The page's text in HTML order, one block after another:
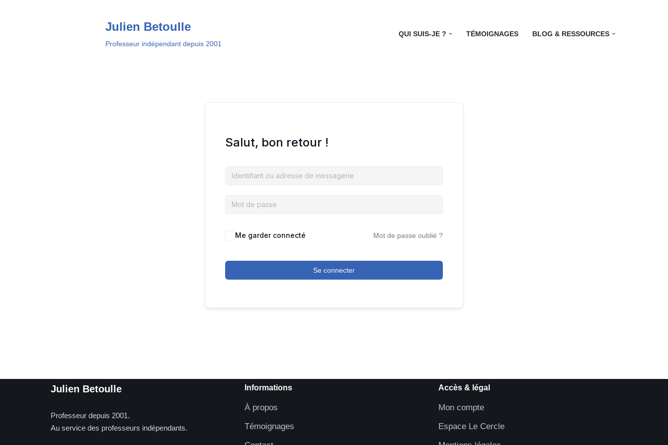
Julien Betoulle
Professeur indépendant depuis 2001
QUI SUIS-JE ? TÉMOIGNAGES BLOG & RESSOURCES
Salut, bon retour !
Me garder connecté Mot de passe oublié ?
Se connecter
Julien Betoulle
Professeur depuis 2001.
Au service des professeurs indépendants.
Informations
À propos
Témoignages
Accès & légal
Mon compte
Espace Le Cercle